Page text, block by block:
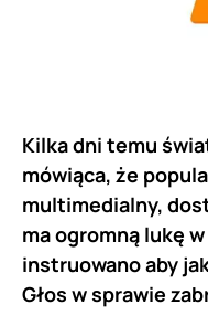
Kilka dni temu
mówiąca, że
multimedialny,
ma ogromną lukę
instruowano aby
Głos w sprawie